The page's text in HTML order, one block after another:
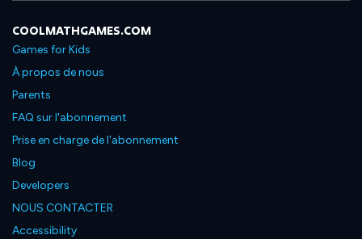
COOLMATHGAMES.COM
Games for Kids
À propos de nous
Parents
FAQ sur l'abonnement
Prise en charge de l'abonnement
Blog
Developers
NOUS CONTACTER
Accessibility